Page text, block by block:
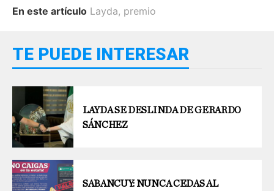
En este artículo Layda, premio
TE PUEDE INTERESAR
LAYDA SE DESLINDA DE GERARDO
SÁNCHEZ
SABANCUY: NUNCA CEDAS AL